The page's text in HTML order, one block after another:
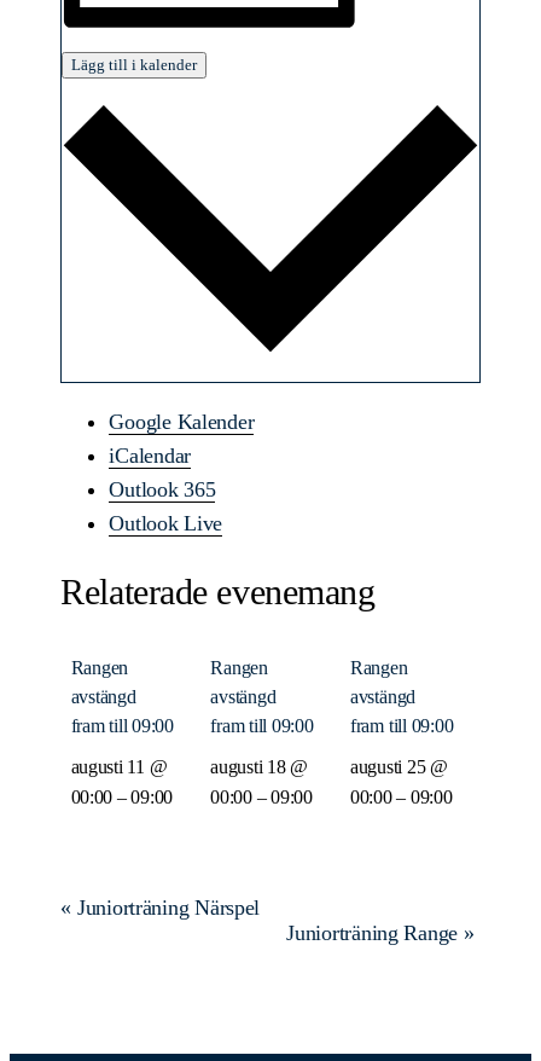
Lägg till i kalender
Google Kalender
iCalendar
Outlook 365
Outlook Live
Relaterade evenemang
Rangen
avstängd
fram till 09:00
augusti 11 @
00:00 –09:00
Rangen
avstängd
fram till 09:00
augusti 18 @
00:00–09:00
Rangen
avstängd
fram till 09:00
augusti 25 @
00:00– 09:00
Evenemang-
« Juniorträning Närspel
Juniorträning Range »